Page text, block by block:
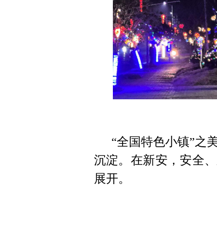
“全国特色小镇”之
沉淀。在新安，安全
展开。